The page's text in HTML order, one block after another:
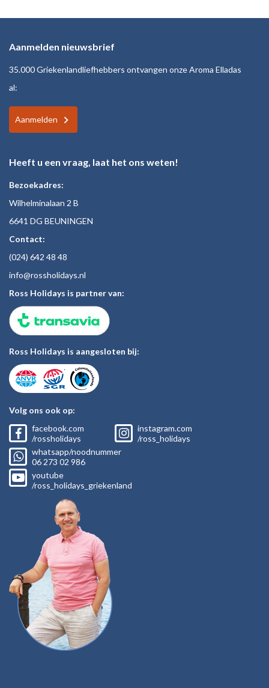
Aanmelden nieuwsbrief
35.000 Griekenlandliefhebbers ontvangen onze Aroma Elladas
al:
Aanmelden
Heeft u een vraag, laat het ons weten!
Bezoekadres:
Wilhelminalaan 2 B
6641 DG BEUNINGEN
Contact:
(024) 642 48 48
info@rossholidays.nl
Ross Holidays is partner van:
Ross Holidays is aangesloten bij:
Volg ons ook op:
facebook.com
/rossholidays
instagram.com
/ross_holidays
whatsapp/noodnummer
06 273 02 986
youtube
/ross_holidays_griekenland